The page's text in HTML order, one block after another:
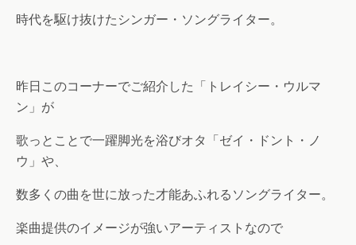
時代を駆け抜けたシンガー・ソングライター。
昨日このコーナーでご紹介した「トレイシー・ウルマ
ン」が
歌っとことで一躍脚光を浴びオタ「ゼイ・ドント・ノ
ウ」や、
数多くの曲を世に放った才能あふれるソングライター。
楽曲提供のイメージが強いアーティストなので